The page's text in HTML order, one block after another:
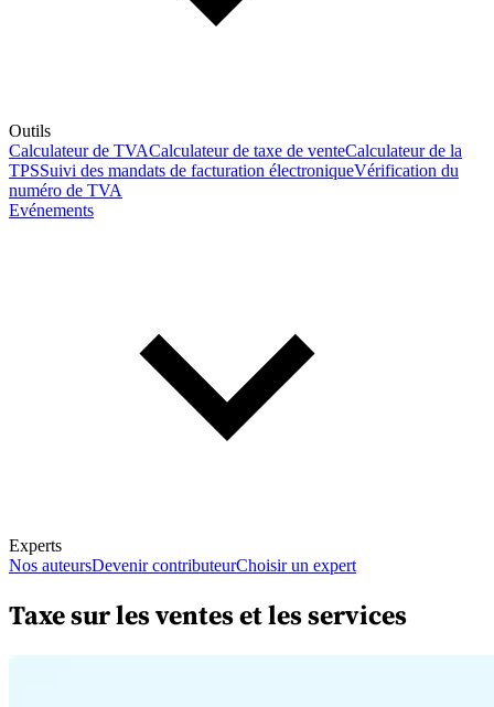
Outils
Calculateur de TVACalculateur de taxe de venteCalculateur de la
TPSSuivi des mandats de facturation électroniqueVérification du
numéro de TVA
Evénements
Experts
Nos auteursDevenir contributeurChoisir un expert
Taxe sur les ventes et les services